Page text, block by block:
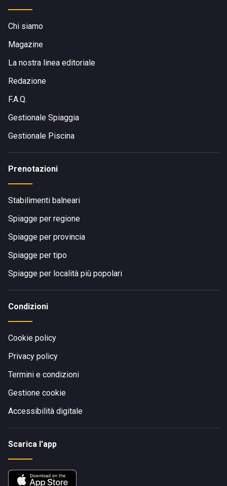
Chi siamo
Magazine
La nostra linea editoriale
Redazione
F.A.Q.
Gestionale Spiaggia
Gestionale Piscina
Prenotazioni
Stabilimenti balneari
Spiagge per regione
Spiagge per provincia
Spiagge per tipo
Spiagge per località più popolari
Condizioni
Cookie policy
Privacy policy
Termini e condizioni
Gestione cookie
Accessibilità digitale
Scarica l'app